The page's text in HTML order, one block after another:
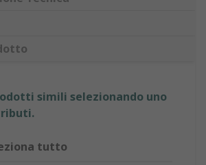
simili selezionando uno
tutto